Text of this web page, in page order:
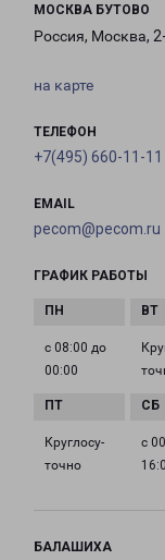
МОСКВА БУТОВО
Россия, Москва,
на карте
ТЕЛЕФОН
+7(495) 660-11-11
EMAIL
pecom@pecom.ru
ГРАФИК РАБОТЫ
с 08:00 до
00:00
Круглосу­
точно
с
БАЛАШИХА